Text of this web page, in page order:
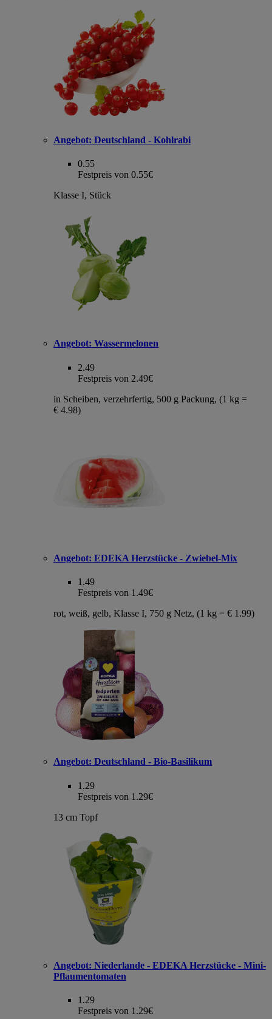
Angebot: Deutschland - Kohlrabi
0.55
Festpreis von 0.55€
Klasse I, Stück
Angebot: Wassermelonen
2.49
Festpreis von 2.49€
in Scheiben, verzehrfertig, 500 g Packung, (1 kg =
€ 4.98)
Angebot: EDEKA Herzstücke - Zwiebel-Mix
1.49
Festpreis von 1.49€
rot, weiß, gelb, Klasse I, 750 g Netz, (1 kg = € 1.99)
Angebot: Deutschland - Bio-Basilikum
1.29
Festpreis von 1.29€
13 cm Topf
Angebot: Niederlande - EDEKA Herzstücke - Mini-
Pflaumentomaten
1.29
Festpreis von 1.29€